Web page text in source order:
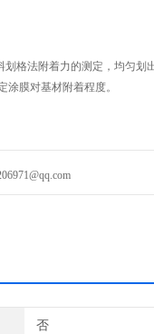
格法附着力的测定，均匀划
涂膜对基材附着程度。
否